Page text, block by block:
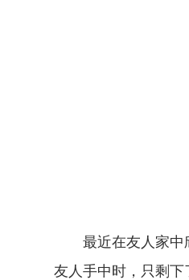
最近在友人家中欣
友人手中时，只剩下